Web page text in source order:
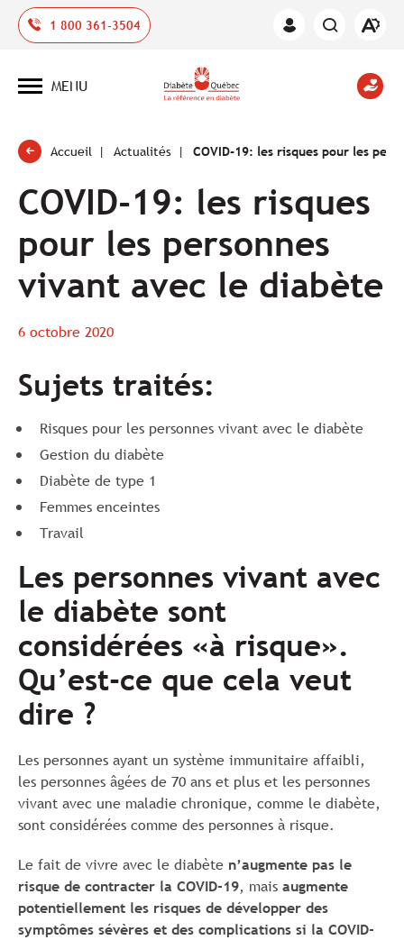
1 800 361-3504
Espace
Ouvrir
Ouvrir
site
MENU
Accueil Actualités COVID-19: les risques pour les
COVID-19: les risques
pour les personnes
vivant avec le diabète
6 octobre 2020
Sujets traités:
Risques pour les personnes vivant avec le diabète
Gestion du diabète
Diabète de type 1
Femmes enceintes
Travail
Les personnes vivant avec
le diabète sont
considérées «à risque».
Qu’est-ce que cela veut
dire ?
Les personnes ayant un système immunitaire affaibli,
les personnes âgées de 70 ans et plus et les personnes
vivant avec une maladie chronique, comme le diabète,
sont considérées comme des personnes à risque.
Le fait de vivre avec le diabète n’augmente pas le
risque de contracter la COVID-19, mais augmente
potentiellement les risques de développer des
symptômes sévères et des complications si la COVID-